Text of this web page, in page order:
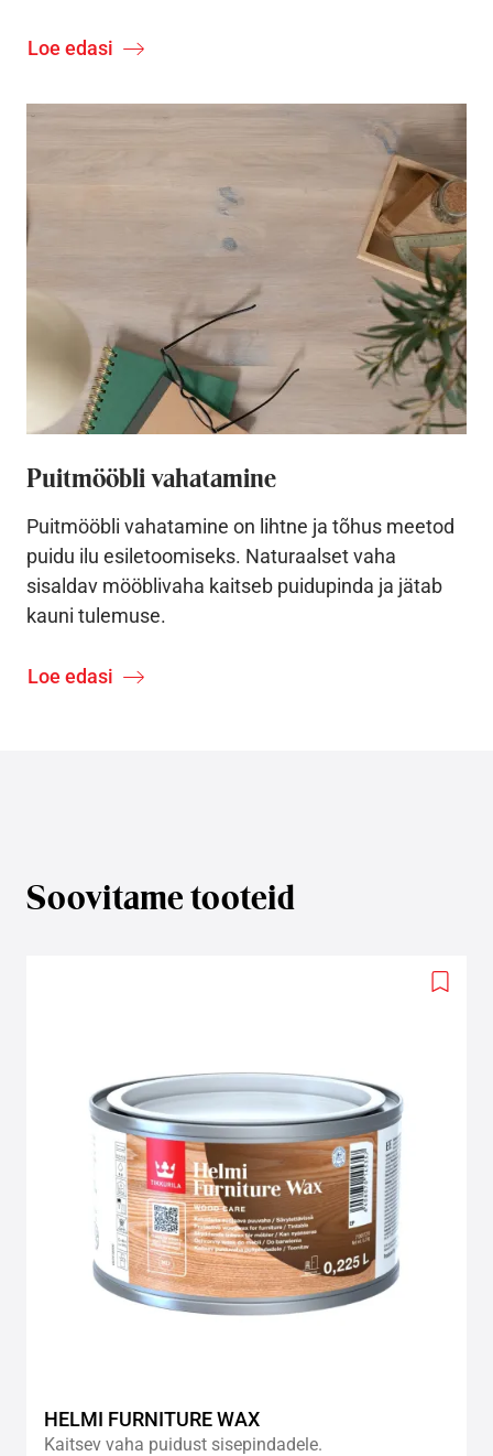
Loe edasi
Puitmööbli vahatamine
Puitmööbli vahatamine on lihtne ja tõhus meetod
puidu ilu esiletoomiseks. Naturaalset vaha
sisaldav mööblivaha kaitseb puidupinda ja jätab
kauni tulemuse.
Loe edasi
Soovitame tooteid
Add
HELMI FURNITURE WAX
Kaitsev vaha puidust sisepindadele.